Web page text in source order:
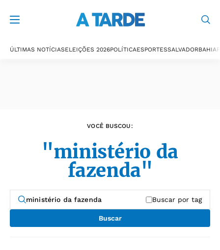
ÚLTIMAS NOTÍCIASELEIÇÕES 2026POLÍTICAESPORTESSALVADORBAHIA
VOCÊ BUSCOU:
"ministério da
fazenda"
Buscar por tag
Buscar